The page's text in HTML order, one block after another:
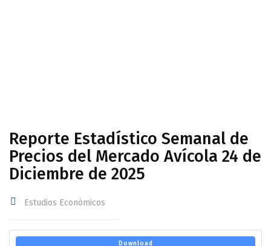
Reporte Estadístico Semanal de
Precios del Mercado Avícola 24 de
Diciembre de 2025
Estudios Económicos
Download